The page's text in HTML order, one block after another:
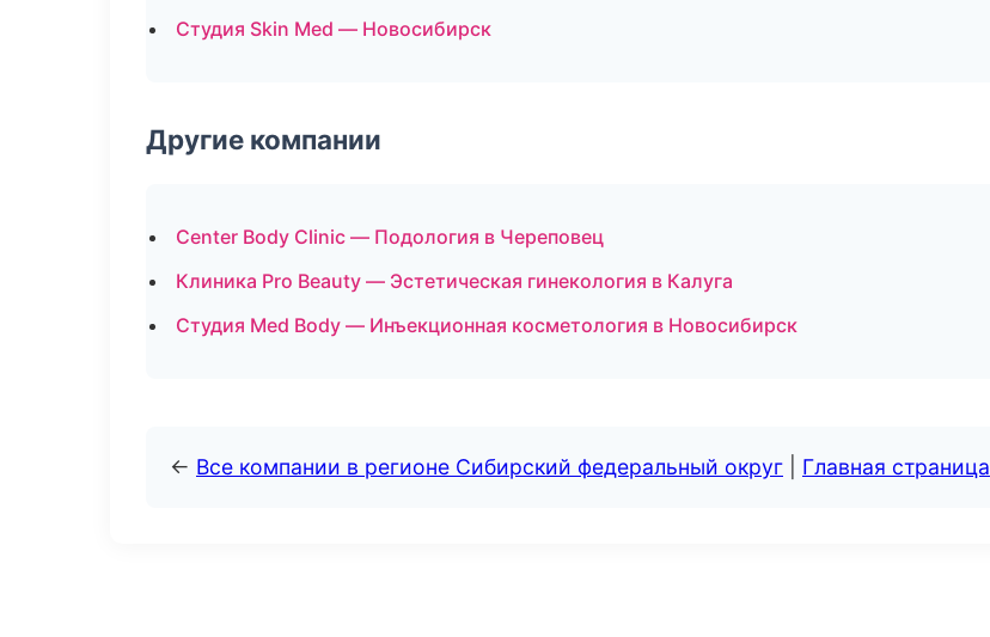
Студия Skin Med — Новосибирск
Другие компании
Center Body Clinic — Подология в Череповец
Клиника Pro Beauty — Эстетическая гинекология в Калуга
Студия Med Body — Инъекционная косметология в Новосибирск
← Все компании в регионе Сибирский федеральный округ Главная страница